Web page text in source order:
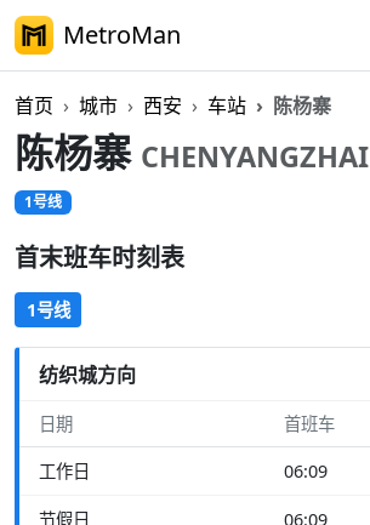
MetroMan
首页 城市 西安 车站 陈杨寨
陈杨寨 CHENYANGZHAI
1号线
首末班车时刻表
1号线
纺织城方向
日期 首班车
工作日 06:09
节假日 06:09